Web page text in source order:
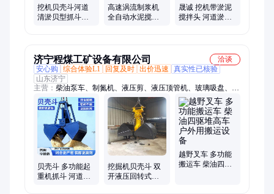
挖机贝壳斗河道
清淤贝型抓斗挖
高速涡流制浆机
全自动水泥搅拌
晟诚 挖机带淤泥
搅拌头 河道淤泥
济宁程煤工矿设备有限公司
洽谈
安心购
综合体验L1 回复及时 出价迅速
真实性已核验
山东济宁
主营： 柴油泵车、制氮机、液压剪、液压顶管机、玻璃吸盘、焊
网机、生物质燃烧机、扫地车、划线机、渣浆泵、打桩机、智能
张拉设备、劈裂机、板换夹紧器、铣挖机、护栏清洗机、抓钢
机、螺旋钻机、劈裂棒、电动绳锯机、液压破拆工具组、等离子
切割机、相贯线切割机、激光切割机
贝壳斗 多功能起
重机抓斗 河道清
挖掘机贝壳斗 双
开液压回转式抓
越野叉车 多功能
搬运车 柴油四驱